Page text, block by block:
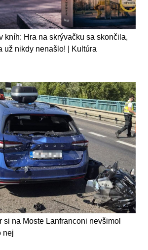
kníh: Hra na skrývačku sa skončila,
už nikdy nenašlo! | Kultúra
si na Moste Lanfranconi nevšimol
nej